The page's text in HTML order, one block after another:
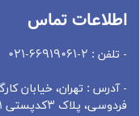
اطلاعات تماس
- تلفن : 2-66919061-021
- آدرس : تهران، خيابان
فردوسی، پلاک 3کدپستی 1418663741